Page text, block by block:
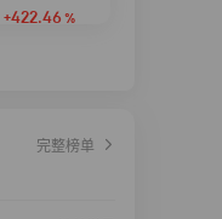
+422.46 %
完整榜单